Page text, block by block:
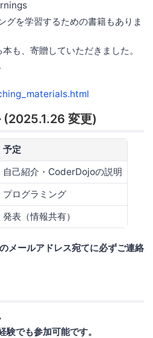
グを学習するための書籍もありま
も、寄贈していただきました。
(2025.1.26 変更)
予定
自己紹介・CoderDojoの説明
プログラミング
発表（情報共有）
メールアドレス宛てに必ずご連絡
験でも参加可能です。